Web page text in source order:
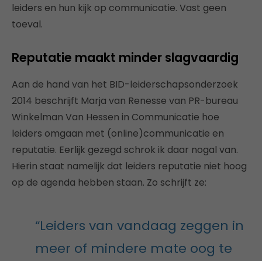
leiders en hun kijk op communicatie. Vast geen
toeval.
Reputatie maakt minder slagvaardig
Aan de hand van het BID-leiderschapsonderzoek
2014 beschrijft Marja van Renesse van PR-bureau
Winkelman Van Hessen in Communicatie hoe
leiders omgaan met (online)communicatie en
reputatie. Eerlijk gezegd schrok ik daar nogal van.
Hierin staat namelijk dat leiders reputatie niet hoog
op de agenda hebben staan. Zo schrijft ze:
“Leiders van vandaag zeggen in
meer of mindere mate oog te